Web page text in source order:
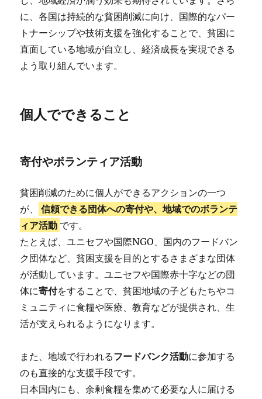
に、各国は持続的な貧困削減に向け、国際的なパー
トナーシップや技術支援を強化することで、貧困に
直面している地域が自立し、経済成長を実現できる
よう取り組んでいます。
個人でできること
寄付やボランティア活動
貧困削減のために個人ができるアクションの一つ
が、
信頼できる団体への寄付や、地域でのボランテ
ィア活動 です。
たとえば、ユニセフや国際NGO、国内のフードバン
ク団体など、貧困支援を目的とするさまざまな団体
が活動しています。ユニセフや国際赤十字などの団
体に寄付をすることで、貧困地域の子どもたちやコ
ミュニティに食糧や医療、教育などが提供され、生
活が支えられるようになります。
また、地域で行われるフードバンク活動に参加する
のも直接的な支援手段です。
日本国内にも、余剰食糧を集めて必要な人に届ける